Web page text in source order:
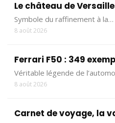
Le château de
Symbole du raffinement à la…
8 août 2026
Ferrari F50 : 349
Véritable légende de
8 août 2026
Carnet de voyage, la